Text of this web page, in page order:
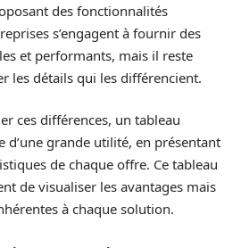
des fonctionnalités
s’engagent à fournir des
et performants, mais il reste
les détails qui les différencient.
ces différences, un tableau
grande utilité, en présentant
de chaque offre. Ce tableau
de visualiser les avantages mais
à chaque solution.